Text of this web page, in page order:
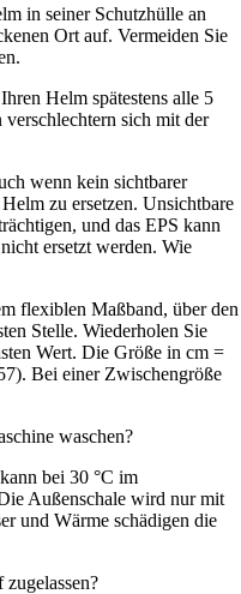
in seiner Schutzhülle an
Ort auf. Vermeiden Sie
Helm spätestens alle 5
sich mit der
wenn kein sichtbarer
zu ersetzen. Unsichtbare
und das EPS kann
ersetzt werden. Wie
flexiblen Maßband, über den
Stelle. Wiederholen Sie
Wert. Die Größe in cm =
Bei einer Zwischengröße
waschen?
bei 30 °C im
Außenschale wird nur mit
und Wärme schädigen die